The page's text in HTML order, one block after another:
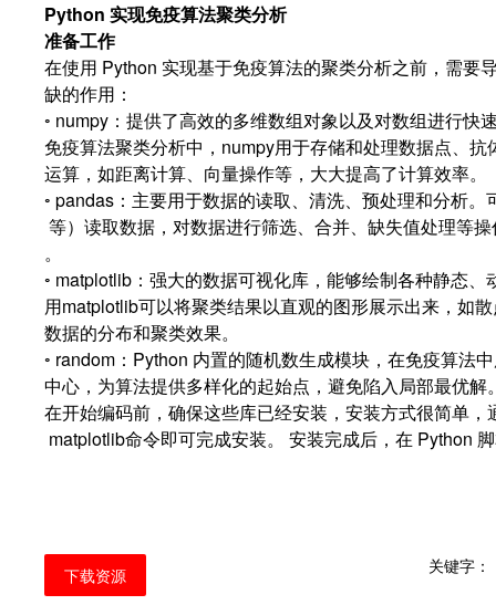
Python 实现免疫算法聚类分析
准备工作
在使用 Python 实现基于免疫算法的聚类分析之前，需要
缺的作用：
◦ numpy：提供了高效的多维数组对象以及对数组进行快
免疫算法聚类分析中，numpy用于存储和处理数据点、
运算，如距离计算、向量操作等，大大提高了计算效率。
◦ pandas：主要用于数据的读取、清洗、预处理和分析
等）读取数据，对数据进行筛选、合并、缺失值处理等
。
◦ matplotlib：强大的数据可视化库，能够绘制各种静态
用matplotlib可以将聚类结果以直观的图形展示出来，如
数据的分布和聚类效果。
◦ random：Python 内置的随机数生成模块，在免疫算法
中心，为算法提供多样化的起始点，避免陷入局部最优解
在开始编码前，确保这些库已经安装，安装方式很简单
matplotlib命令即可完成安装。 安装完成后，在 Python
下载资源 关键字：